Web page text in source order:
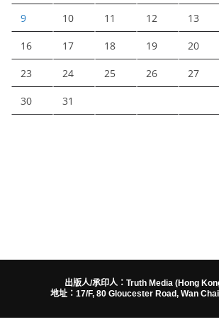
9 10 11 12 13
16 17 18 19 20
23 24 25 26 27
30 31
出版人/承印人：Truth Media (Hong
地址：17/F, 80 Gloucester Road, Wan